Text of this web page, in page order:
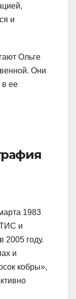
и
Ольге
Они
в ее
1983
и
2005 году.
и
кобры»,